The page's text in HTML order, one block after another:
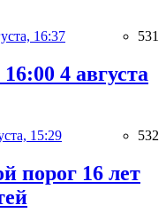
16:37 531
4 августа
15:29 532
порог 16 лет